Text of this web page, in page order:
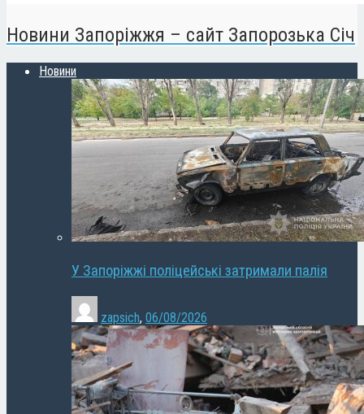
Новини Запоріжжя – сайт Запорозька Січ
Новини
У Запоріжжі поліцейські затримали палія
zapsich, 06/08/2026